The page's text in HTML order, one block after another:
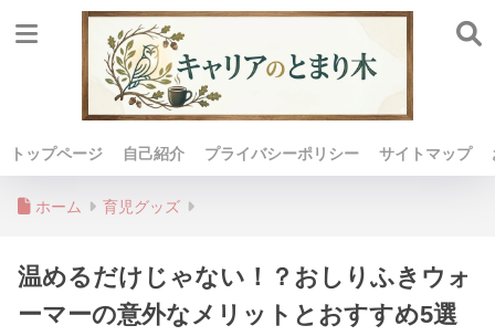
トップページ 自己紹介 プライバシーポリシー サイトマップ
ホーム 育児グッズ
温めるだけじゃない！？おしりふきウォ
ーマーの意外なメリットとおすすめ5選